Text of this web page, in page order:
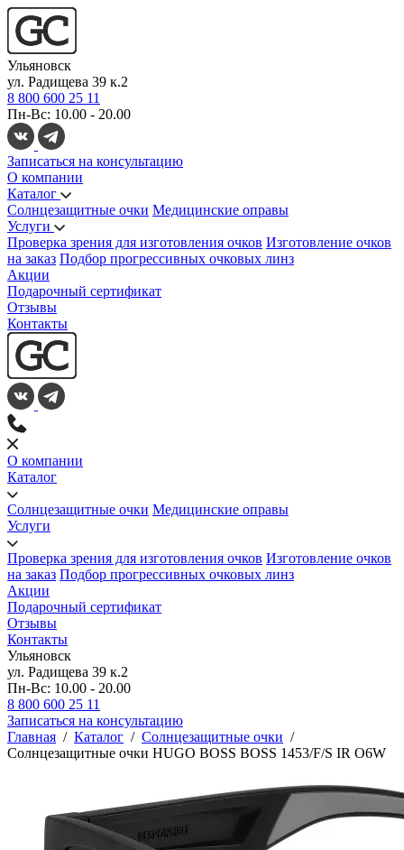
Ульяновск
ул. Радищева 39 к.2
8 800 600 25 11
Пн-Вс: 10.00 - 20.00
Записаться на консультацию
О компании
Каталог
Солнцезащитные очки Медицинские оправы
Услуги
Проверка зрения для изготовления очков Изготовление очков
на заказ Подбор прогрессивных очковых линз
Акции
Подарочный сертификат
Отзывы
Контакты
О компании
Каталог
Солнцезащитные очки Медицинские оправы
Услуги
Проверка зрения для изготовления очков Изготовление очков
на заказ Подбор прогрессивных очковых линз
Акции
Подарочный сертификат
Отзывы
Контакты
Ульяновск
ул. Радищева 39 к.2
Пн-Вс: 10.00 - 20.00
8 800 600 25 11
Записаться на консультацию
Главная / Каталог / Солнцезащитные очки /
Солнцезащитные очки HUGO BOSS BOSS 1453/F/S IR O6W